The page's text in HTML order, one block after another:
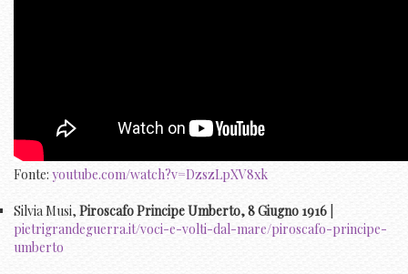
Fonte: youtube.com/watch?v=DzszLpXV8xk
Silvia Musi, Piroscafo Principe Umberto, 8 Giugno 1916
pietrigrandeguerra.it/voci-e-volti-dal-mare/piroscafo-principe-
umberto